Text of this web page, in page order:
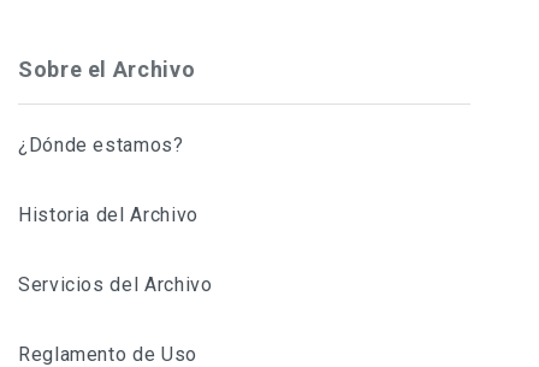
Sobre el Archivo
¿Dónde estamos?
Historia del Archivo
Servicios del Archivo
Reglamento de Uso